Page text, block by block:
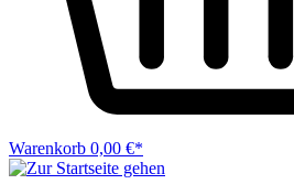
Warenkorb 0,00 €*